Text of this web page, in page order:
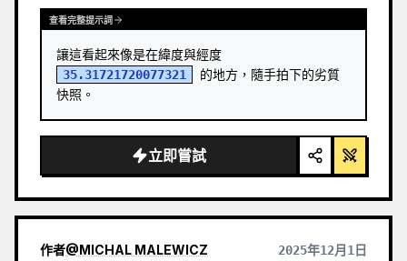
廊感照片封面，以及適用於抖音等行動端傳播的視覺系
立一個具有穩定系列感的「記憶印記」，讓每張照片都
擁有獨立的情緒和可延展的視覺身份。
查看完整提示詞
35.31721720077321
的地方，隨手拍下的劣質
快照。
立即嘗試
作者@ MICHAL MALEWICZ 2025年12月1日